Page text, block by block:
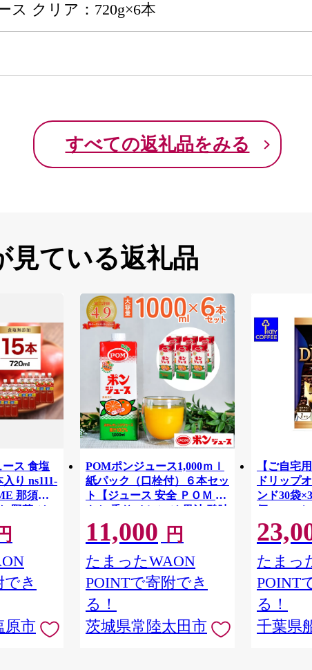
ス クリア：720g×6本
すべての返礼品をみる
見ている返礼品
ス 食塩
り ns111-
那須塩
野菜 ジュ
健康
テロー
でき
原市
POMポンジュース1,000ｍｌ
紙パック（口栓付）６本セッ
ト【ジュース 安全 ＰＯＭ 爽
やか 香り オレンジ 果汁 酸味
甘味 バランス 温州みかん ブ
レンド コク 味わい 冷蔵庫 ド
アポケット 出し入れしやす
い スクエアタイプ キャップ
付き ファミリーサイズ 子ど
も 茨城県 常陸太田市】
11,000 円
たまったWAON
POINTで寄附でき
る！
茨城県常陸太田市
【ご自宅
ドリップ
ンド30袋
便 コー
ー お手
ンド 定
たまっ
POINT
る！
千葉県